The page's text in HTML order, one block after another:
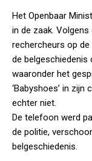
Het Openbaar
in de zaak.
rechercheurs op
de
waaronder het
‘Babyshoes’ in
echter niet.
De telefoon werd
de politie,
belgeschiedenis.